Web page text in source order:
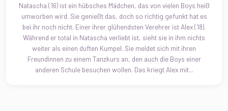
Natascha (16) ist ein hübsches Mädchen, das von vielen Boys heiß
umworben wird. Sie genießt das, doch so richtig gefunkt hat es
bei ihr noch nicht. Einer ihrer glühendsten Verehrer ist Alex (18).
Während er total in Natascha verliebt ist, sieht sie in ihm nichts
weiter als einen duften Kumpel. Sie meldet sich mit ihren
Freundinnen zu einem Tanzkurs an, den auch die Boys einer
anderen Schule besuchen wollen. Das kriegt Alex mit...